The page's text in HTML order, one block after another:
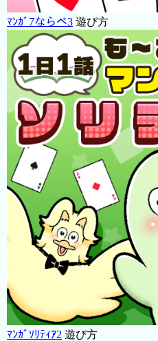
ﾏﾝｶﾞ7ならべ3 遊び方
ﾏﾝｶﾞｿﾘﾃｨｱ2 遊び方